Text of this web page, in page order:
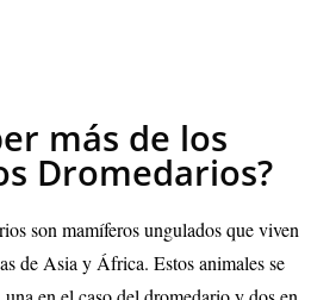
más de los
Dromedarios?
son mamíferos ungulados que viven
de Asia y África. Estos animales se